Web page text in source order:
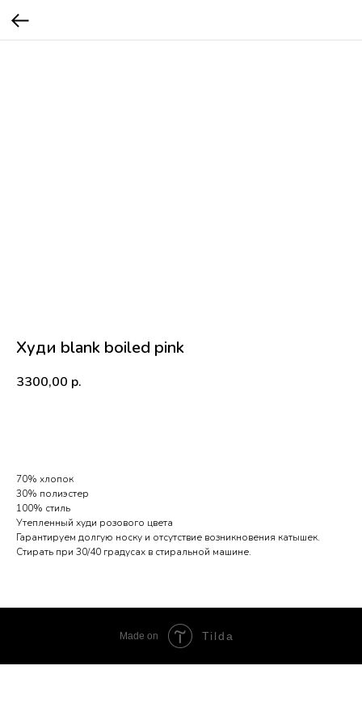
Худи blank boiled pink
3300,00 р.
70% хлопок
30% полиэстер
100% стиль
Утепленный худи розового цвета
Гарантируем долгую носку и отсутствие возникновения катышек.
Стирать при 30/40 градусах в стиральной машине.
Made on Tilda